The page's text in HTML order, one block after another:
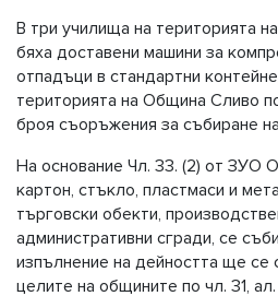
В три училища на територията
бяха доставени машини за
отпадъци в стандартни
територията на Община Сливо
броя съоръжения за събиране
На основание Чл. 33. (2) от ЗУО
картон, стъкло, пластмаси и
търговски обекти,
административни сгради, се
изпълнение на дейността ще се
целите на общините по чл. 31, ал.